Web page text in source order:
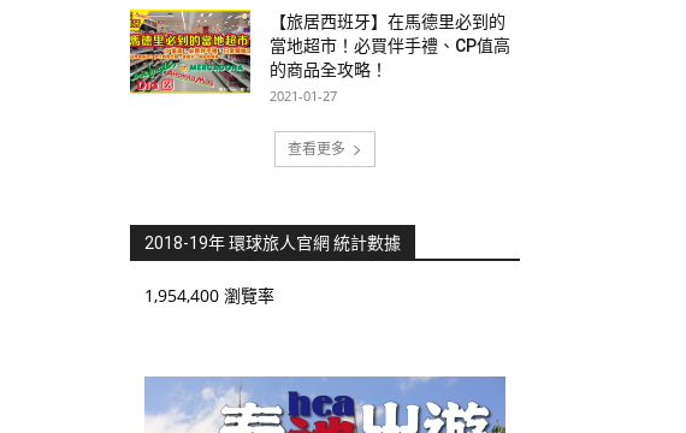
【旅居西班牙】在馬德里必到的
當地超市！必買伴手禮、CP值高
的商品全攻略！
2021-01-27
查看更多
2018-19年 環球旅人官網 統計數據
1,954,400 瀏覽率